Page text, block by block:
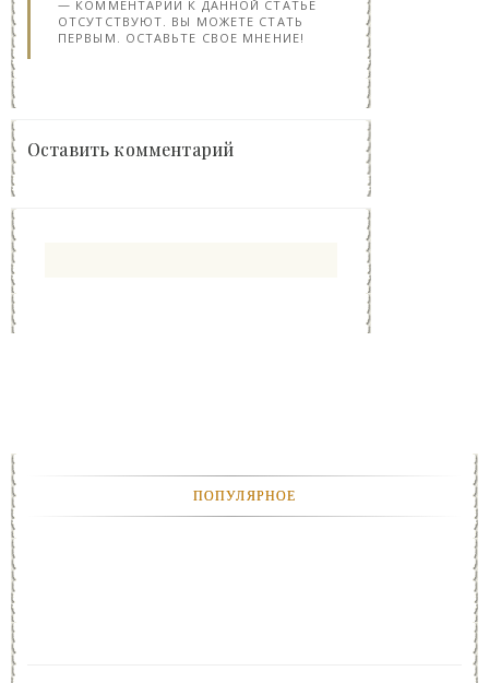
КОММЕНТАРИИ К ДАННОЙ СТАТЬЕ
ОТСУТСТВУЮТ. ВЫ МОЖЕТЕ СТАТЬ
ПЕРВЫМ. ОСТАВЬТЕ СВОЕ МНЕНИЕ!
Оставить комментарий
ПОПУЛЯРНОЕ